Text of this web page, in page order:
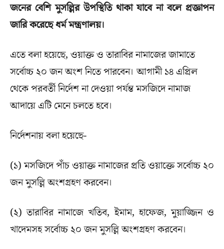
জনের বেশি মুসল্লির উপস্থিতি থাকা যাবে না বলে প্রজ্ঞাপন
জারি করেছে ধর্ম মন্ত্রণালয়।
এতে বলা হয়েছে, ওয়াক্ত ও তারাবির নামাজের জামাতে
সর্বোচ্চ ২০ জন অংশ নিতে পারবেন। আগামী ১৪ এপ্রিল
থেকে পরবর্তী নির্দেশ না দেওয়া পর্যন্ত মসজিদে নামাজ
আদায়ে এটি মেনে চলতে হবে।
নির্দেশনায় বলা হয়েছে-
(১) মসজিদে পাঁচ ওয়াক্ত নামাজের প্রতি ওয়াক্তে সর্বোচ্চ ২০
জন মুসল্লি অংশগ্রহণ করবেন।
(২) তারাবির নামাজে খতিব, ইমাম, হাফেজ, মুয়াজ্জিন ও
খাদেমসহ সর্বোচ্চ ২০ জন মুসল্লি অংশগ্রহণ করবেন।